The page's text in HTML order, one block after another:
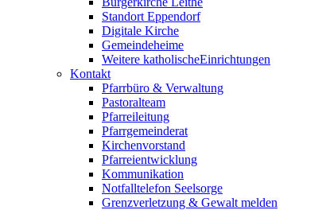
Standort Eppendorf
Digitale Kirche
Gemeindeheime
Weitere katholische­­Einrichtungen
Kontakt
Pfarrbüro & Verwaltung
Pastoralteam
Pfarreileitung
Pfarrgemeinderat
Kirchenvorstand
Pfarreientwicklung
Kommunikation
Notfalltelefon Seelsorge
Grenzverletzung & Gewalt melden